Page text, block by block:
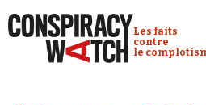
Conspiracy
Les faits
contre
le